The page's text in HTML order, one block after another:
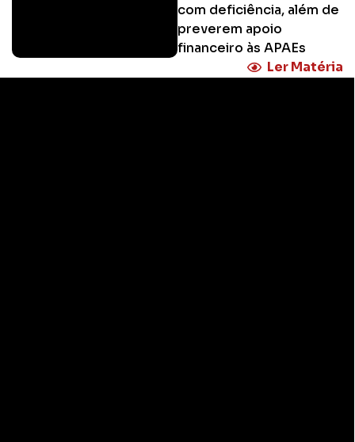
com deficiência, além de
preverem apoio
financeiro às APAEs
Ler Matéria